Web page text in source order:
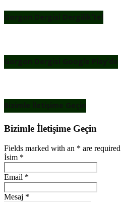
Gorgon Dergisi Dergilik’te!
Gorgon Dergisi Google Play’de
Bizimle İletişime Geçin
Bizimle İletişime Geçin
Fields marked with an * are required
İsim *
Email *
Mesaj *